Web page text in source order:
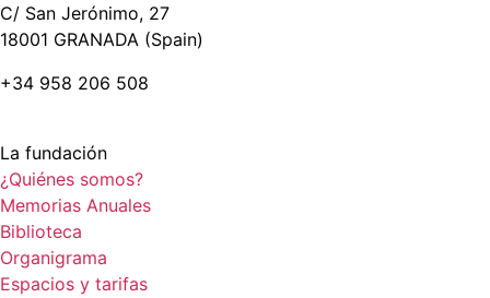
C/ San Jerónimo, 27
18001 GRANADA (Spain)
+34 958 206 508
La fundación
¿Quiénes somos?
Memorias Anuales
Biblioteca
Organigrama
Espacios y tarifas